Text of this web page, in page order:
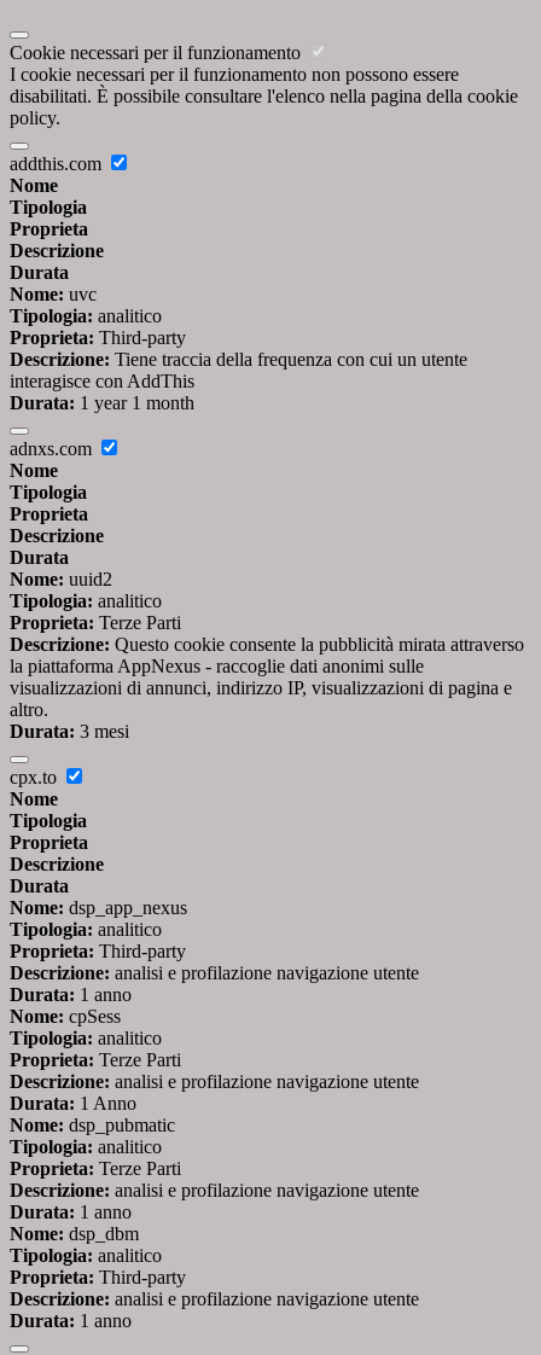
Cookie necessari per il funzionamento
I cookie necessari per il funzionamento non possono essere
disabilitati. È possibile consultare l'elenco nella pagina della cookie
policy.
addthis.com
Nome
Tipologia
Proprieta
Descrizione
Durata
Nome: uvc
Tipologia: analitico
Proprieta: Third-party
Descrizione: Tiene traccia della frequenza con cui un utente
interagisce con AddThis
Durata: 1 year 1 month
adnxs.com
Nome
Tipologia
Proprieta
Descrizione
Durata
Nome: uuid2
Tipologia: analitico
Proprieta: Terze Parti
Descrizione: Questo cookie consente la pubblicità mirata attraverso
la piattaforma AppNexus - raccoglie dati anonimi sulle
visualizzazioni di annunci, indirizzo IP, visualizzazioni di pagina e
altro.
Durata: 3 mesi
cpx.to
Nome
Tipologia
Proprieta
Descrizione
Durata
Nome: dsp_app_nexus
Tipologia: analitico
Proprieta: Third-party
Descrizione: analisi e profilazione navigazione utente
Durata: 1 anno
Nome: cpSess
Tipologia: analitico
Proprieta: Terze Parti
Descrizione: analisi e profilazione navigazione utente
Durata: 1 Anno
Nome: dsp_pubmatic
Tipologia: analitico
Proprieta: Terze Parti
Descrizione: analisi e profilazione navigazione utente
Durata: 1 anno
Nome: dsp_dbm
Tipologia: analitico
Proprieta: Third-party
Descrizione: analisi e profilazione navigazione utente
Durata: 1 anno